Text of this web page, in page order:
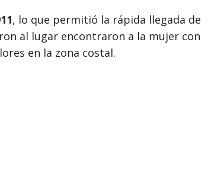
, lo que permitió la rápida llegada de
al lugar encontraron a la mujer con
en la zona costal.